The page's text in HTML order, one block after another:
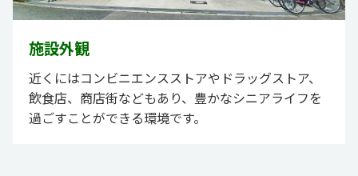
施設外観
近くにはコンビニエンスストアやドラッグストア、
飲食店、商店街などもあり、豊かなシニアライフを
過ごすことができる環境です。